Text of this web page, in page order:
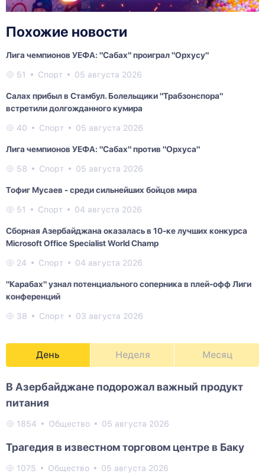
Похожие новости
Лига чемпионов УЕФА: "Сабах" проиграл "Орхусу"
51 Спорт 05 августа 2026
Салах прибыл в Стамбул. Болельщики "Трабзонспора"
встретили долгожданного кумира
40 Спорт 05 августа 2026
Лига чемпионов УЕФА: "Сабах" против "Орхуса"
58 Спорт 05 августа 2026
Тофиг Мусаев - среди сильнейших бойцов мира
51 Спорт 04 августа 2026
Сборная Азербайджана оказалась в 10-ке лучших конкурса
Microsoft Office Specialist World Champ
24 Спорт 04 августа 2026
"Карабах" узнал потенциального соперника в плей-офф Лиги
конференций
38 Спорт 03 августа 2026
День Неделя Месяц
В Азербайджане подорожал важный продукт
питания
1854 Общество 05 августа 2026
Трагедия в известном торговом центре в Баку
1075 Общество 05 августа 2026